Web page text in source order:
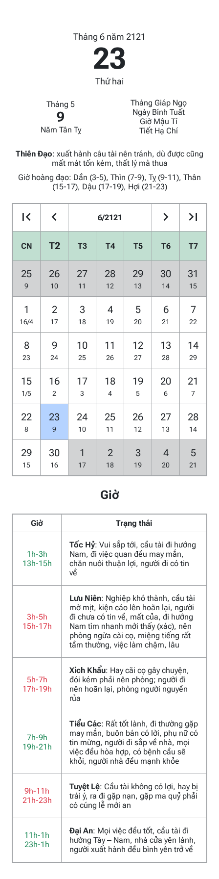
Tháng 6 năm 2121
23
Thứ hai
Tháng 5
9
Năm Tân Tỵ
Tháng Giáp Ngọ
Ngày Bính Tuất
Giờ Mậu Tí
Tiết Hạ Chí
Thiên Đạo: xuất hành câu tài nên tránh, dù được cũng
mất mát tốn kém, thất lý mà thua
Giờ hoàng đạo: Dần (3-5), Thìn (7-9), Tỵ (9-11), Thân
(15-17), Dậu (17-19), Hợi (21-23)
6/2121
CN T2 T3 T4 T5 T6 T7
25
9
26
10
27
11
28
12
29
13
30
14
31
15
1
16/4
2
17
3
18
4
19
5
20
6
21
7
22
8
23
9
24
10
25
11
26
12
27
13
28
14
29
15
1/5
16
2
17
3
18
4
19
5
20
6
21
7
22
8
23
9
24
10
25
11
26
12
27
13
28
14
29
15
30
16
1
17
2
18
3
19
4
20
5
21
Giờ
Giờ Trạng thái
1h-3h
13h-15h
Tốc Hỷ: Vui sắp tới, cầu tài đi hướng
Nam, đi việc quan đều may mắn,
chăn nuôi thuận lợi, người đi có tin
về
3h-5h
15h-17h
Lưu Niên: Nghiệp khó thành, cầu tài
mờ mịt, kiện cáo lên hoãn lại, người
đi chưa có tin về, mất của, đi hướng
Nam tìm nhanh mới thấy (xác), nên
phòng ngừa cãi cọ, miệng tiếng rất
tầm thường, việc làm chậm, lâu
5h-7h
17h-19h
Xích Khẩu: Hay cãi cọ gây chuyện,
đói kém phải nên phòng; người đi
nên hoãn lại, phòng người nguyền
rủa
7h-9h
19h-21h
Tiểu Các: Rất tốt lành, đi thường gặp
may mắn, buôn bán có lời, phụ nữ có
tin mừng, người đi sắp về nhà, mọi
việc đều hòa hợp, có bệnh cầu sẽ
khỏi, người nhà đều mạnh khỏe
9h-11h
21h-23h
Tuyệt Lệ: Cầu tài không có lợi, hay bị
trái ý, ra đi gặp nạn, gặp ma quỷ phải
có cúng lễ mới an
11h-1h
23h-1h
Đại An: Mọi việc đều tốt, cầu tài đi
hướng Tây – Nam, nhà cửa yên lành,
người xuất hành đều bình yên trở về